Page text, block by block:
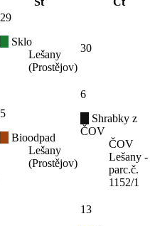
29
Sklo
Lešany
(Prostějov)
30
5
Bioodpad
Lešany
(Prostějov)
6
Shrabky z
ČOV
ČOV
Lešany -
parc.č.
1152/1
13